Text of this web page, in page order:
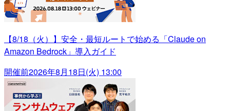
【8/18（火）】安全・最短ルートで始める「Claude on
Amazon Bedrock」導入ガイド
開催前2026年8月18日(火) 13:00